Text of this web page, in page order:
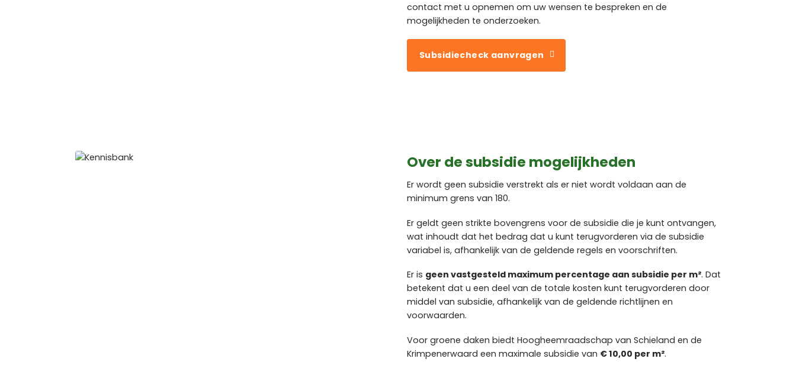
contact met u opnemen om uw wensen te bespreken en de
mogelijkheden te onderzoeken.
Subsidiecheck aanvragen
Over de subsidie mogelijkheden
Er wordt geen subsidie verstrekt als er niet wordt voldaan aan de
minimum grens van 180.
Er geldt geen strikte bovengrens voor de subsidie die je kunt ontvangen,
wat inhoudt dat het bedrag dat u kunt terugvorderen via de subsidie
variabel is, afhankelijk van de geldende regels en voorschriften.
Er is geen vastgesteld maximum percentage aan subsidie per m². Dat
betekent dat u een deel van de totale kosten kunt terugvorderen door
middel van subsidie, afhankelijk van de geldende richtlijnen en
voorwaarden.
Voor groene daken biedt Hoogheemraadschap van Schieland en de
Krimpenerwaard een maximale subsidie van € 10,00 per m².